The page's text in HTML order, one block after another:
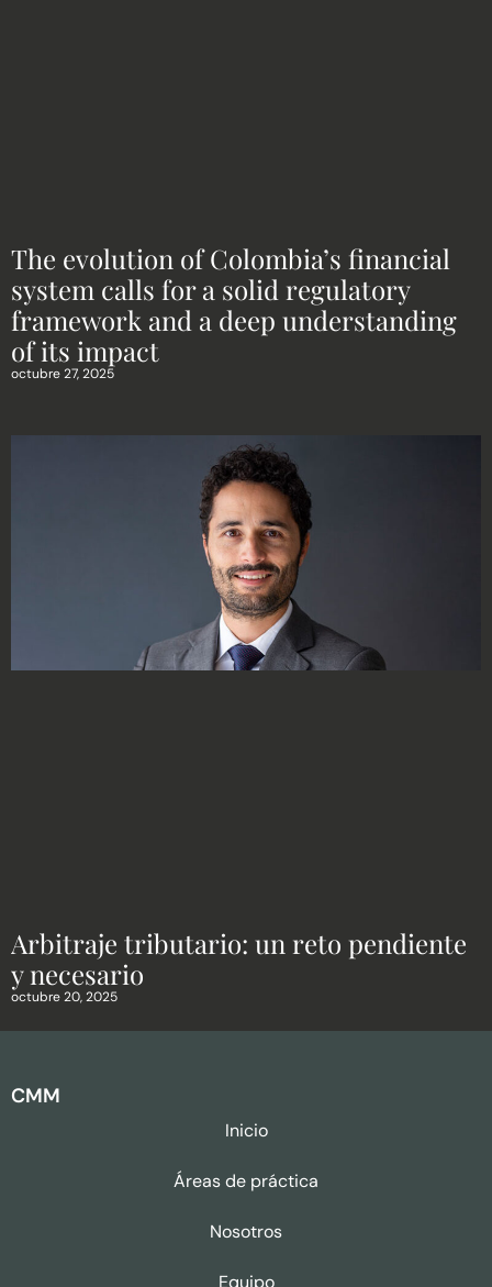
The evolution of Colombia’s financial
system calls for a solid regulatory
framework and a deep understanding
of its impact
octubre 27, 2025
Arbitraje tributario: un reto pendiente
y necesario
octubre 20, 2025
CMM
Inicio
Áreas de práctica
Nosotros